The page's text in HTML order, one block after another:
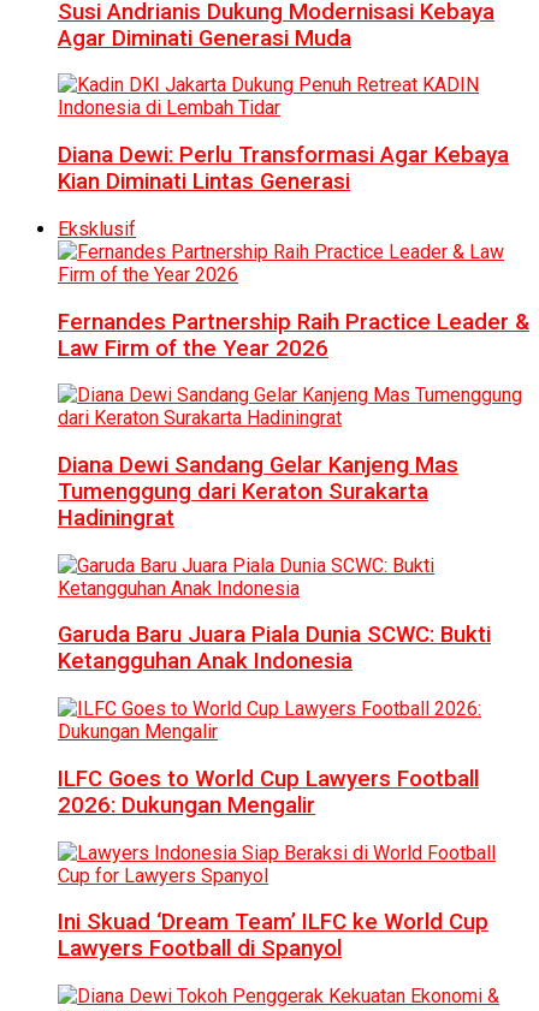
Susi Andrianis Dukung Modernisasi Kebaya
Agar Diminati Generasi Muda
Diana Dewi: Perlu Transformasi Agar Kebaya
Kian Diminati Lintas Generasi
Eksklusif
Fernandes Partnership Raih Practice Leader &
Law Firm of the Year 2026
Diana Dewi Sandang Gelar Kanjeng Mas
Tumenggung dari Keraton Surakarta
Hadiningrat
Garuda Baru Juara Piala Dunia SCWC: Bukti
Ketangguhan Anak Indonesia
ILFC Goes to World Cup Lawyers Football
2026: Dukungan Mengalir
Ini Skuad ‘Dream Team’ ILFC ke World Cup
Lawyers Football di Spanyol